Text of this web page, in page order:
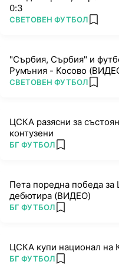
0:3
ПОВЕЧЕ ОТ
СВЕТОВЕН ФУТБОЛ add
"Сърбия, Сърбия" и
Румъния - Косово
ПОВЕЧЕ ОТ
СВЕТОВЕН ФУТБОЛ add
ЦСКА разясни за
контузени
ПОВЕЧЕ ОТ
БГ ФУТБОЛ add favorites
Пета поредна победа
дебютира (ВИДЕО)
ПОВЕЧЕ ОТ
БГ ФУТБОЛ add favorites
ЦСКА купи национал на
ПОВЕЧЕ ОТ
БГ ФУТБОЛ add favorites